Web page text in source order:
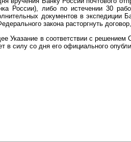
России), либо по истечении 30
документов в
закона расторгнуть
Указание в соответствии с решением
в силу со дня его официального